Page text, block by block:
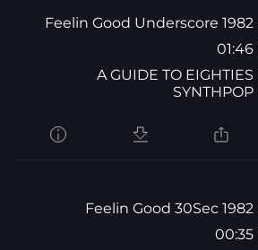
1982 Feelin Good Underscore
01:46
A GUIDE TO EIGHTIES
SYNTHPOP
1982 Feelin Good 30Sec
00:35